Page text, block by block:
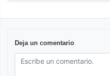
Deja un comentario